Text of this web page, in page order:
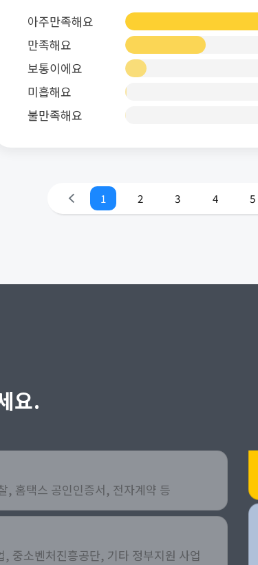
아주만족해요
만족해요
보통이에요
미흡해요
불만족해요
1 2 3 4 5
요.
, 홈택스 공인인증서, 전자계약 등
, 중소벤처진흥공단, 기타 정부지원 사업